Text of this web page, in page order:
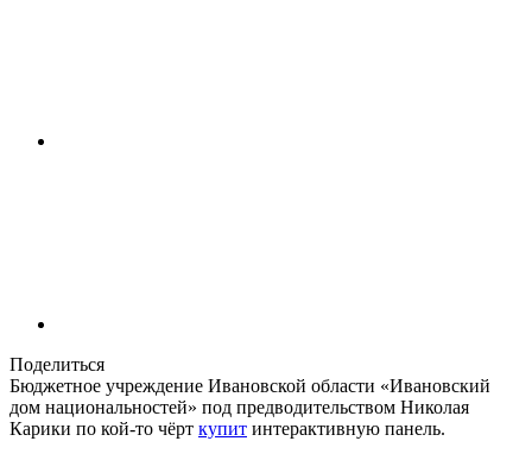
Поделиться
Бюджетное учреждение Ивановской области «Ивановский
дом национальностей» под предводительством Николая
Карики по кой-то чёрт купит интерактивную панель.